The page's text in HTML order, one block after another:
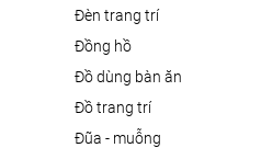
đèn trang trí
đồng hồ
đồ dùng bàn ăn
đồ trang trí
đũa - muỗng